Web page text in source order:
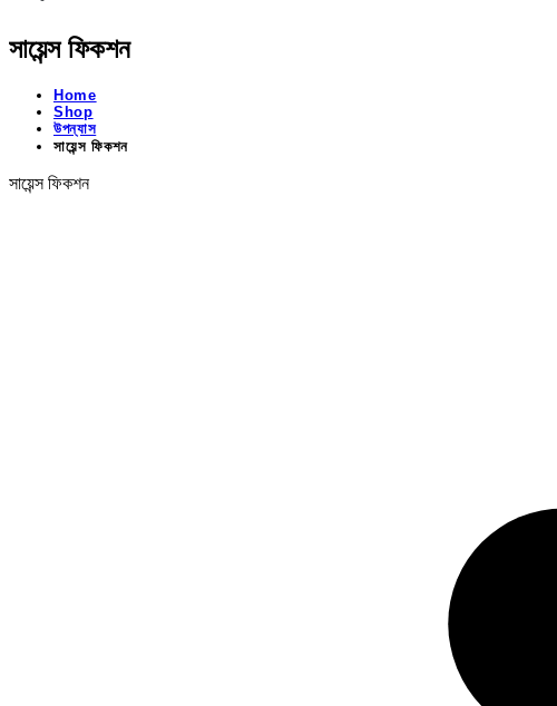
সায়েন্স ফিকশন
Home
Shop
উপন্যাস
সায়েন্স ফিকশন
সায়েন্স ফিকশন